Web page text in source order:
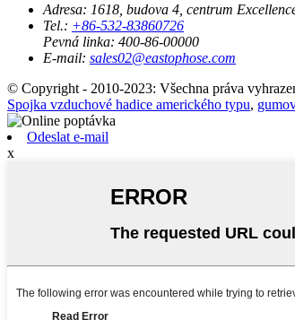
Adresa: 1618, budova 4, centrum
Tel.: +86-532-83860726
Pevná linka: 400-86-00000
E-mail: sales02@eastophose.com
© Copyright - 2010-2023: Všechna práva
Spojka vzduchové hadice amerického typu,
Odeslat e-mail
x